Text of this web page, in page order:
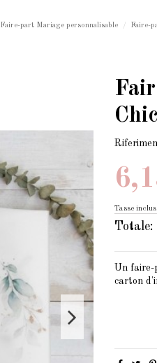
Faire-part Mariage personnalisable Faire-
Chic
Tasse
Totale:
Un faire-
carton